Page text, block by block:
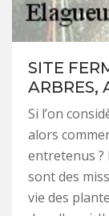
SITE
ARBRES,
Si l’on
alors
entretenus ?
sont des
vie des